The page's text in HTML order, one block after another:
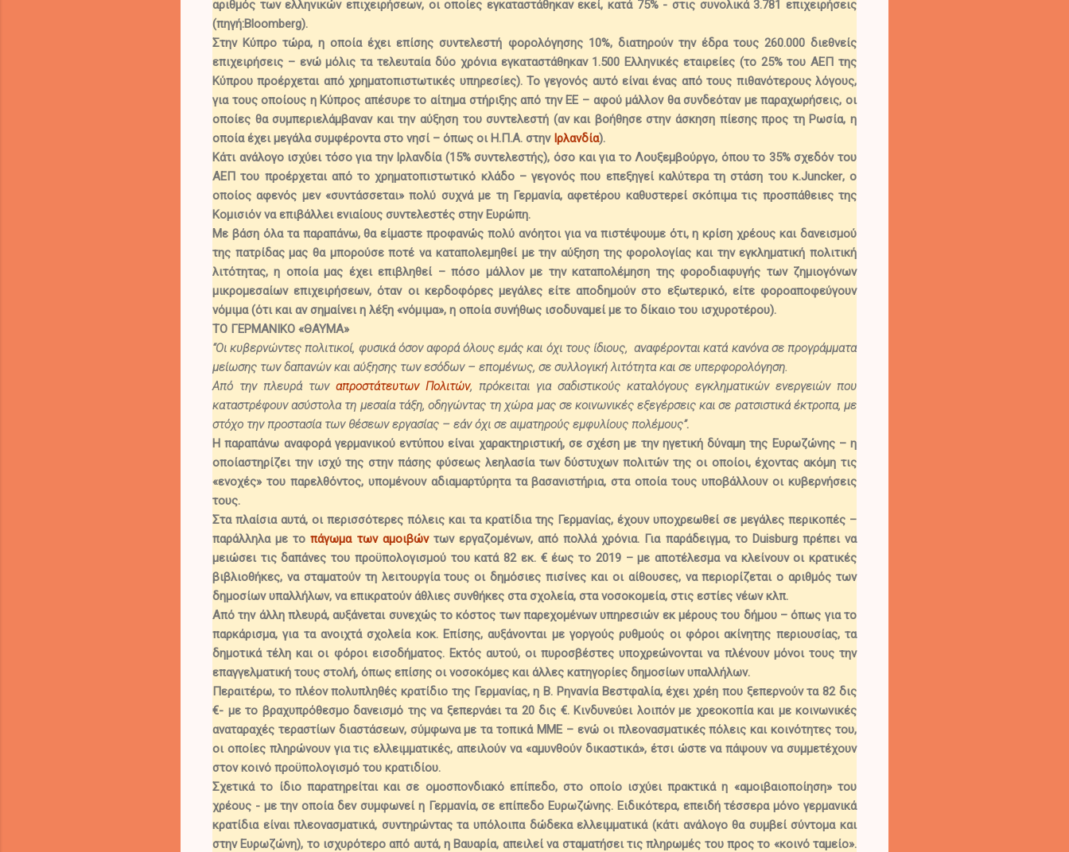
αριθμός των ελληνικών επιχειρήσεων, οι οποίες εγκαταστάθηκαν εκεί, κατά 75%- στις συνολικά 3.781 επιχειρήσεις
(πηγή:Bloomberg).
Στην Κύπρο τώρα, η οποία έχει επίσης συντελεστή φορολόγησης 10%, διατηρούν την έδρα τους 260.000 διεθνείς
επιχειρήσεις – ενώ μόλις τα τελευταία δύο χρόνια εγκαταστάθηκαν 1.500 Ελληνικές εταιρείες (το 25% του ΑΕΠ της
Κύπρου προέρχεται από χρηματοπιστωτικές υπηρεσίες). Το γεγονός αυτόείναι ένας από τους πιθανότερους λόγους,
για τους οποίους η Κύπρος απέσυρε το αίτημα στήριξης από την ΕΕ – αφού μάλλον θα συνδεόταν με παραχωρήσεις, οι
οποίες θα συμπεριελάμβαναν και την αύξηση του συντελεστή (αν και βοήθησε στην άσκηση πίεσης προς τη Ρωσία, η
οποία έχει μεγάλα συμφέροντα στο νησί – όπως οι Η.Π.Α. στην Ιρλανδία).
Κάτι ανάλογο ισχύει τόσο για την Ιρλανδία (15% συντελεστής), όσο και για το Λουξεμβούργο, όπουτο 35% σχεδόν του
ΑΕΠ του προέρχεται από το χρηματοπιστωτικό κλάδο– γεγονός που επεξηγεί καλύτερα τη στάση του κ.Juncker, ο
οποίος αφενός μεν «συντάσσεται» πολύ συχνά με τη Γερμανία, αφετέρου καθυστερεί σκόπιμα τις προσπάθειες της
Κομισιόν να επιβάλλει ενιαίους συντελεστές στην Ευρώπη.
Με βάση όλα τα παραπάνω,θα είμαστε προφανώς πολύ ανόητοιγια να πιστέψουμε ότι, η κρίση χρέους και δανεισμού
της πατρίδας μας θα μπορούσε ποτέ να καταπολεμηθεί με την αύξηση της φορολογίας και την εγκληματική πολιτική
λιτότητας, η οποία μας έχει επιβληθεί –πόσο μάλλον με την καταπολέμηση της φοροδιαφυγής των ζημιογόνων
μικρομεσαίων επιχειρήσεων, όταν οι κερδοφόρες μεγάλες είτε αποδημούν στο εξωτερικό, είτε φοροαποφεύγουν
νόμιμα (ότι και αν σημαίνει η λέξη «νόμιμα», η οποία συνήθως ισοδυναμεί με το δίκαιο του ισχυροτέρου).
ΤΟ ΓΕΡΜΑΝΙΚΟ «ΘΑΥΜΑ»
“Οι κυβερνώντες πολιτικοί, φυσικά όσον αφορά όλους εμάς και όχι τους ίδιους, αναφέρονται κατά κανόνα σε προγράμματα
μείωσης των δαπανών και αύξησης των εσόδων – επομένως, σε συλλογική λιτότητα και σε υπερφορολόγηση.
Από την πλευρά των απροστάτευτων Πολιτών, πρόκειται για σαδιστικούς καταλόγους εγκληματικών ενεργειών που
καταστρέφουν ασύστολα τη μεσαία τάξη, οδηγώντας τη χώρα μας σε κοινωνικές εξεγέρσεις και σε ρατσιστικά έκτροπα, με
στόχο την προστασία των θέσεων εργασίας – εάν όχι σε αιματηρούς εμφυλίους πολέμους”.
Η παραπάνω αναφορά γερμανικού εντύπου είναι χαρακτηριστική, σε σχέση με την ηγετική δύναμη της Ευρωζώνης – η
οποίαστηρίζει την ισχύ της στην πάσης φύσεως λεηλασία των δύστυχων πολιτών τηςοι οποίοι, έχοντας ακόμη τις
«ενοχές» του παρελθόντος, υπομένουν αδιαμαρτύρητα τα βασανιστήρια, στα οποία τους υποβάλλουν οι κυβερνήσεις
τους.
Στα πλαίσια αυτά, οι περισσότερες πόλεις και τα κρατίδια της Γερμανίας, έχουν υποχρεωθεί σε μεγάλες περικοπές –
παράλληλα με τοπάγωμα των αμοιβώντων εργαζομένων, από πολλά χρόνια. Για παράδειγμα, το Duisburgπρέπει να
μειώσει τις δαπάνες του προϋπολογισμού του κατά 82 εκ. € έως το 2019– με αποτέλεσμα να κλείνουν οι κρατικές
βιβλιοθήκες, να σταματούν τη λειτουργία τους οι δημόσιες πισίνες και οι αίθουσες, να περιορίζεται ο αριθμός των
δημοσίων υπαλλήλων, να επικρατούν άθλιες συνθήκες στα σχολεία, στα νοσοκομεία, στις εστίες νέων κλπ.
Από την άλλη πλευρά,αυξάνεται συνεχώς το κόστος των παρεχομένων υπηρεσιών εκ μέρους του δήμου– όπως για το
παρκάρισμα, για τα ανοιχτά σχολεία κοκ. Επίσης,αυξάνονται με γοργούς ρυθμούς οι φόροι ακίνητης περιουσίας, τα
δημοτικά τέλη και οι φόροι εισοδήματος. Εκτός αυτού, οι πυροσβέστες υποχρεώνονται να πλένουν μόνοι τους την
επαγγελματική τους στολή, όπως επίσης οι νοσοκόμες και άλλες κατηγορίες δημοσίων υπαλλήλων.
Περαιτέρω, το πλέον πολυπληθές κρατίδιο της Γερμανίας, η Β. Ρηνανία Βεστφαλία, έχει χρέη που ξεπερνούν τα 82 δις
€- με το βραχυπρόθεσμο δανεισμό της να ξεπερνάει τα 20 δις €. Κινδυνεύει λοιπόν με χρεοκοπία και με κοινωνικές
αναταραχές τεραστίων διαστάσεων, σύμφωνα με τα τοπικά ΜΜΕ – ενώ οι πλεονασματικές πόλεις και κοινότητες του,
οι οποίες πληρώνουν για τις ελλειμματικές, απειλούν να «αμυνθούν δικαστικά», έτσι ώστε να πάψουν να συμμετέχουν
στον κοινό προϋπολογισμό του κρατιδίου.
Σχετικά το ίδιο παρατηρείται και σε ομοσπονδιακό επίπεδο, στο οποίο ισχύει πρακτικά η «αμοιβαιοποίηση» του
χρέους - με την οποία δεν συμφωνεί η Γερμανία, σε επίπεδο Ευρωζώνης.Ειδικότερα, επειδή τέσσερα μόνο γερμανικά
κρατίδια είναι πλεονασματικά, συντηρώντας τα υπόλοιπα δώδεκα ελλειμματικά (κάτι ανάλογο θα συμβεί σύντομα και
στην Ευρωζώνη), το ισχυρότερο από αυτά, η Βαυαρία, απειλεί να σταματήσει τις πληρωμές του προς το «κοινό ταμείο».